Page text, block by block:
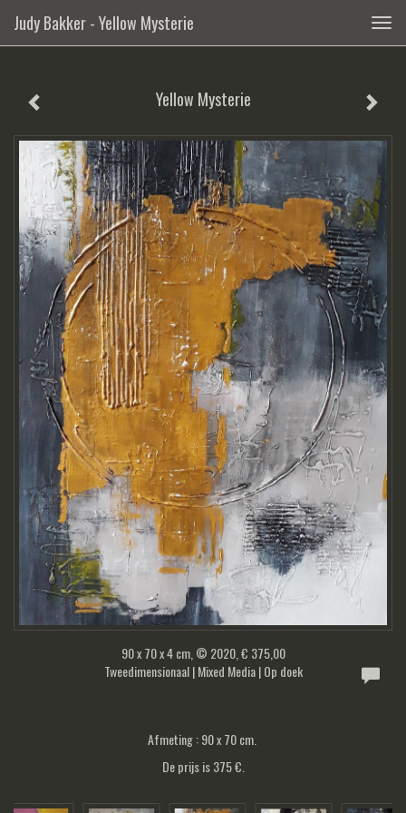
Judy Bakker - Yellow Mysterie
Yellow Mysterie
90 x 70 x 4 cm, © 2020, € 375,00
Tweedimensionaal | Mixed Media | Op doek
Afmeting : 90 x 70 cm.
De prijs is 375 €.